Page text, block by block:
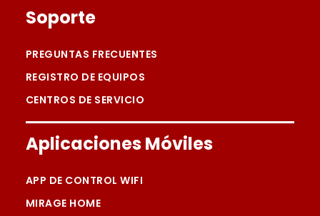
Soporte
PREGUNTAS FRECUENTES
REGISTRO DE EQUIPOS
CENTROS DE SERVICIO
Aplicaciones Móviles
APP DE CONTROL WIFI
MIRAGE HOME